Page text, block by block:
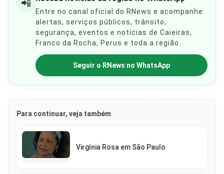
📲
Entre no canal oficial do RNews e acompanhe
alertas, serviços públicos, trânsito,
segurança, eventos e notícias de Caieiras,
Franco da Rocha, Perus e toda a região.
Seguir o RNews no WhatsApp
Para continuar, veja também
Virgínia Rosa em São Paulo